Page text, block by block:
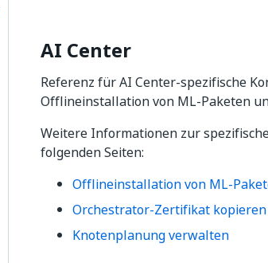
AI Center
Referenz für AI Center-spezifische
Offlineinstallation von ML-Paketen
Weitere Informationen zur
folgenden Seiten:
Offlineinstallation von ML-
Orchestrator-Zertifikat kopieren
Knotenplanung verwalten